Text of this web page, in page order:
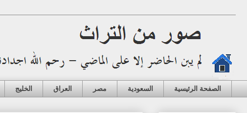
الصفحة الرئيسية السعودية مصر العراق الخليج